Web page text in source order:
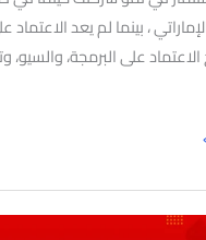
، بينما لم يعد الاعتماد
على البرمجة، والسيو،